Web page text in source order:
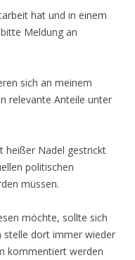
hat und in einem
Meldung an
sich an meinem
relevante Anteile unter
heißer Nadel gestrickt
politischen
müssen.
möchte, sollte sich
stelle dort immer wieder
kommentiert werden